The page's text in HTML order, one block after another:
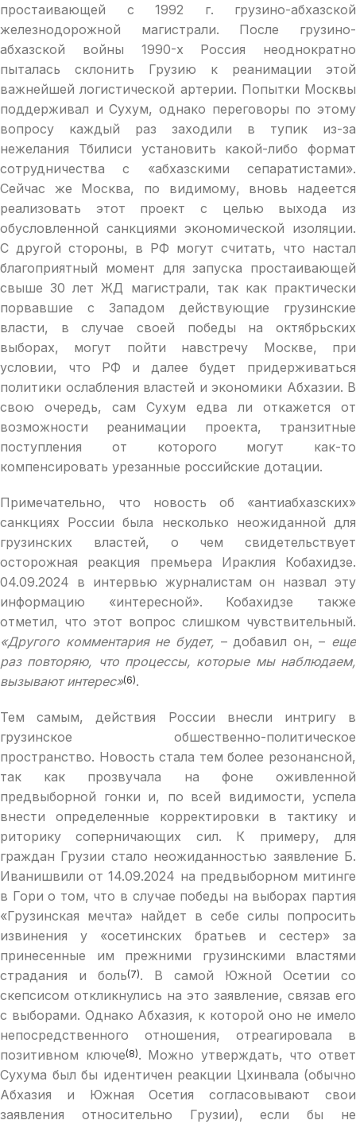
простаивающей с 1992 г. грузино-абхазской
железнодорожной магистрали. После грузино-
абхазской войны 1990-х Россия неоднократно
пыталась склонить Грузию к реанимации этой
важнейшей логистической артерии. Попытки Москвы
поддерживал и Сухум, однако переговоры по этому
вопросу каждый раз заходили в тупик из-за
нежелания Тбилиси установить какой-либо формат
сотрудничества с «абхазскими сепаратистами».
Сейчас же Москва, по видимому, вновь надеется
реализовать этот проект с целью выхода из
обусловленной санкциями экономической изоляции.
С другой стороны, в РФ могут считать, что настал
благоприятный момент для запуска простаивающей
свыше 30 лет ЖД магистрали, так как практически
порвавшие с Западом действующие грузинские
власти, в случае своей победы на октябрьских
выборах, могут пойти навстречу Москве, при
условии, что РФ и далее будет придерживаться
политики ослабления властей и экономики Абхазии. В
свою очередь, сам Сухум едва ли откажется от
возможности реанимации проекта, транзитные
поступления от которого могут как-то
компенсировать урезанные российские дотации.
Примечательно, что новость об «антиабхазских»
санкциях России была несколько неожиданной для
грузинских властей, о чем свидетельствует
осторожная реакция премьера Ираклия Кобахидзе.
04.09.2024 в интервью журналистам он назвал эту
информацию «интересной». Кобахидзе также
отметил, что этот вопрос слишком чувствительный.
«Другого комментария не будет, – добавил он, – еще
раз повторяю, что процессы, которые мы наблюдаем,
вызывают интерес»(6).
Тем самым, действия России внесли интригу в
грузинское обшественно-политическое
пространство. Новость стала тем более резонансной,
так как прозвучала на фоне оживленной
предвыборной гонки и, по всей видимости, успела
внести определенные корректировки в тактику и
риторику соперничающих сил. К примеру, для
граждан Грузии стало неожиданностью заявление Б.
Иванишвили от 14.09.2024 на предвыборном митинге
в Гори о том, что в случае победы на выборах партия
«Грузинская мечта» найдет в себе силы попросить
извинения у «осетинских братьев и сестер» за
принесенные им прежними грузинскими властями
страдания и боль(7). В самой Южной Осетии со
скепсисом откликнулись на это заявление, связав его
с выборами. Однако Абхазия, к которой оно не имело
непосредственного отношения, отреагировала в
позитивном ключе(8). Можно утверждать, что ответ
Сухума был бы идентичен реакции Цхинвала (обычно
Абхазия и Южная Осетия согласовывают свои
заявления относительно Грузии), если бы не